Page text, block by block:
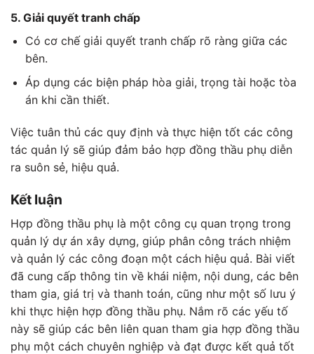
5. Giải quyết tranh chấp
Có cơ chế giải quyết tranh chấp rõ ràng giữa các
bên.
Áp dụng các biện pháp hòa giải, trọng tài hoặc tòa
án khi cần thiết.
Việc tuân thủ các quy định và thực hiện tốt các công
tác quản lý sẽ giúp đảm bảo hợp đồng thầu phụ diễn
ra suôn sẻ, hiệu quả.
Kết luận
Hợp đồng thầu phụ là một công cụ quan trọng trong
quản lý dự án xây dựng, giúp phân công trách nhiệm
và quản lý các công đoạn một cách hiệu quả. Bài viết
đã cung cấp thông tin về khái niệm, nội dung, các bên
tham gia, giá trị và thanh toán, cũng như một số lưu ý
khi thực hiện hợp đồng thầu phụ. Nắm rõ các yếu tố
này sẽ giúp các bên liên quan tham gia hợp đồng thầu
phụ một cách chuyên nghiệp và đạt được kết quả tốt